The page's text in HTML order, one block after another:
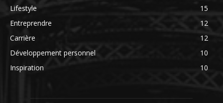
Lifestyle
15
Entreprendre
12
Carrière
12
Développement personnel
10
Inspiration
10